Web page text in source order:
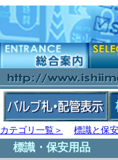
カテゴリ一覧＞ 標識と保
標識・保安用品